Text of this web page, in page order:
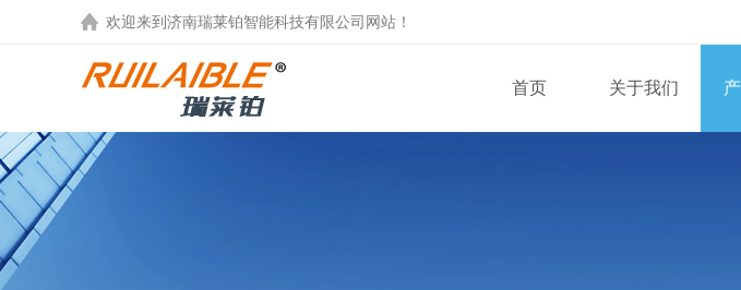
欢迎来到 济南瑞莱铂智能科技有限公司 网站！
首页 关于我们